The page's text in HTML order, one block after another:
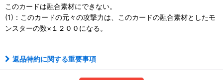
このカードは融合素材にできない。
(1)：このカードの元々の攻撃力は、このカードの融合素材としたモ
ンスターの数×１２００になる。
返品特約に関する重要事項